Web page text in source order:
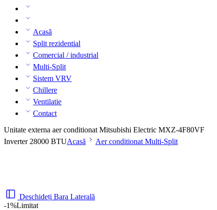
Acasă
Split rezidential
Comercial / industrial
Multi-Split
Sistem VRV
Chillere
Ventilatie
Contact
Unitate externa aer conditionat Mitsubishi Electric MXZ-4F80VF
Inverter 28000 BTUAcasă Aer conditionat Multi-Split
Deschideți Bara Laterală
-1%Limitat